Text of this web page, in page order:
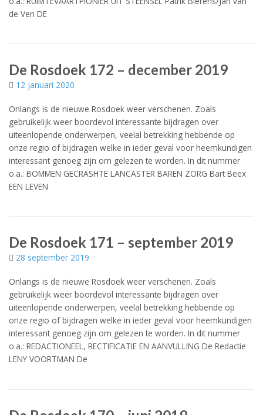
de Ven DE
De Rosdoek 172 – december 2019
12 januari 2020
Onlangs is de nieuwe Rosdoek weer verschenen. Zoals
gebruikelijk weer boordevol interessante bijdragen over
uiteenlopende onderwerpen, veelal betrekking hebbende op
onze regio of bijdragen welke in ieder geval voor heemkundigen
interessant genoeg zijn om gelezen te worden. In dit nummer
o.a.: BOMMEN GECRASHTE LANCASTER BAREN ZORG Bart Beex
EEN LEVEN
De Rosdoek 171 – september 2019
28 september 2019
Onlangs is de nieuwe Rosdoek weer verschenen. Zoals
gebruikelijk weer boordevol interessante bijdragen over
uiteenlopende onderwerpen, veelal betrekking hebbende op
onze regio of bijdragen welke in ieder geval voor heemkundigen
interessant genoeg zijn om gelezen te worden. In dit nummer
o.a.: REDACTIONEEL, RECTIFICATIE EN AANVULLING De Redactie
LENY VOORTMAN De